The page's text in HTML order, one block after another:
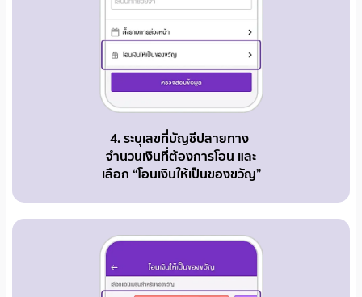
4. ระบุเลขที่บัญชีปลายทาง
จำนวนเงินที่ต้องการโอน และ
เลือก “โอนเงินให้เป็นของขวัญ”